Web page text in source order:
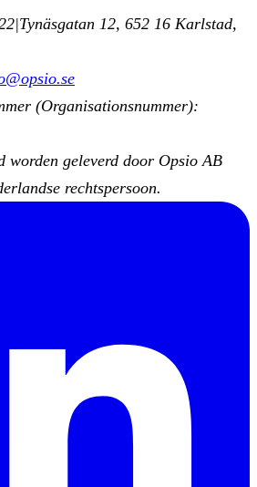
|Tynäsgatan 12, 652 16 Karlstad,
(Organisationsnummer):
worden geleverd door Opsio AB
rechtspersoon.